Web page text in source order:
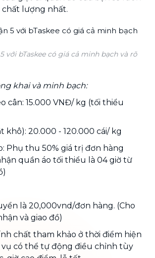
lượng nhất.
với bTaskee có giá cả minh bạch và rõ
khai và minh bạch:
cân: 15.000 VNĐ/ kg (tối thiểu
khô): 20.000 - 120.000 cái/ kg
Phụ thu 50% giá trị đơn hàng
quần áo tối thiểu là 04 giờ từ
là 20,000vnd/đơn hàng. (Cho
và giao đồ)
chất tham khảo ở thời điểm hiện
vụ có thể tự động điều chỉnh tùy